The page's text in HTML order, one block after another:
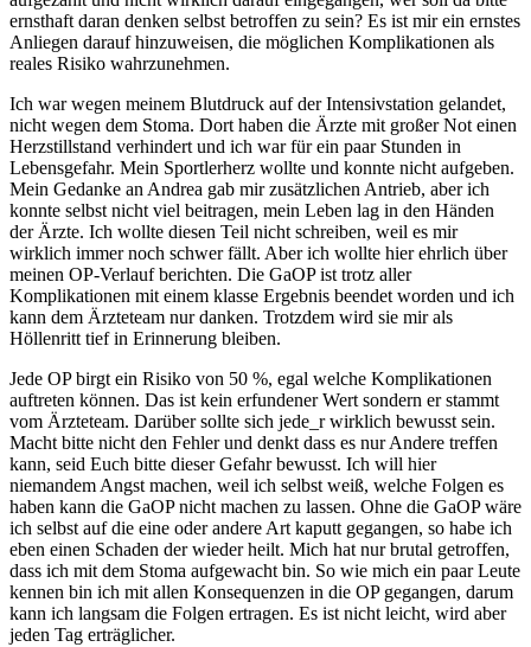
ernsthaft daran denken selbst betroffen zu sein? Es ist mir ein ernstes
Anliegen darauf hinzuweisen, die möglichen Komplikationen als
reales Risiko wahrzunehmen.
Ich war wegen meinem Blutdruck auf der Intensivstation gelandet,
nicht wegen dem Stoma. Dort haben die Ärzte mit großer Not einen
Herzstillstand verhindert und ich war für ein paar Stunden in
Lebensgefahr. Mein Sportlerherz wollte und konnte nicht aufgeben.
Mein Gedanke an Andrea gab mir zusätzlichen Antrieb, aber ich
konnte selbst nicht viel beitragen, mein Leben lag in den Händen
der Ärzte. Ich wollte diesen Teil nicht schreiben, weil es mir
wirklich immer noch schwer fällt. Aber ich wollte hier ehrlich über
meinen OP-Verlauf berichten. Die GaOP ist trotz aller
Komplikationen mit einem klasse Ergebnis beendet worden und ich
kann dem Ärzteteam nur danken. Trotzdem wird sie mir als
Höllenritt tief in Erinnerung bleiben.
Jede OP birgt ein Risiko von 50 %, egal welche Komplikationen
auftreten können. Das ist kein erfundener Wert sondern er stammt
vom Ärzteteam. Darüber sollte sich jede_r wirklich bewusst sein.
Macht bitte nicht den Fehler und denkt dass es nur Andere treffen
kann, seid Euch bitte dieser Gefahr bewusst. Ich will hier
niemandem Angst machen, weil ich selbst weiß, welche Folgen es
haben kann die GaOP nicht machen zu lassen. Ohne die GaOP wäre
ich selbst auf die eine oder andere Art kaputt gegangen, so habe ich
eben einen Schaden der wieder heilt. Mich hat nur brutal getroffen,
dass ich mit dem Stoma aufgewacht bin. So wie mich ein paar Leute
kennen bin ich mit allen Konsequenzen in die OP gegangen, darum
kann ich langsam die Folgen ertragen. Es ist nicht leicht, wird aber
jeden Tag erträglicher.